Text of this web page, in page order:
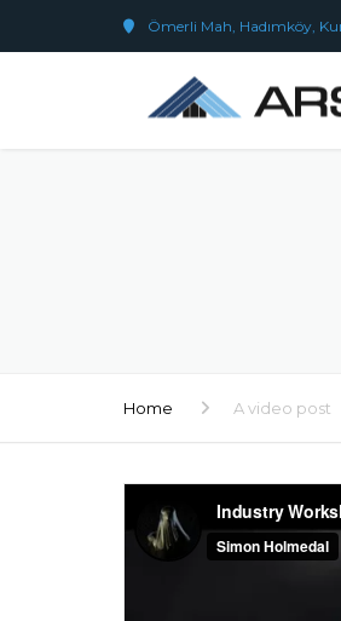
Ömerli Mah, Hadımköy,
Home A video post